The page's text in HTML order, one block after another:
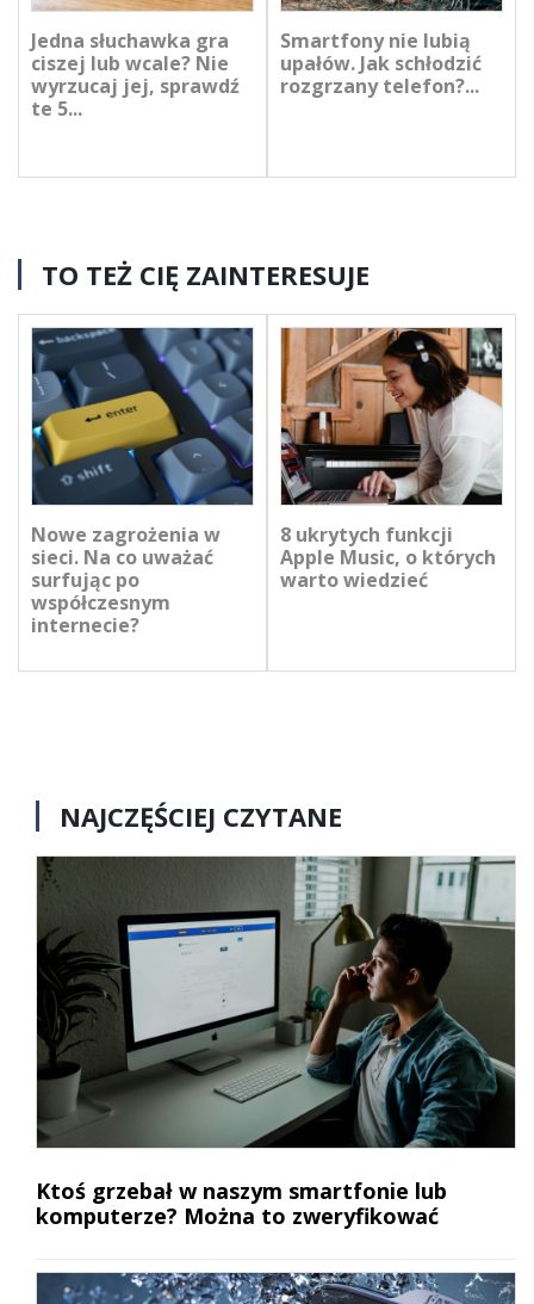
Jedna słuchawka gra
ciszej lub wcale? Nie
wyrzucaj jej, sprawdź
te 5...
Smartfony nie lubią
upałów. Jak schłodzić
rozgrzany telefon?...
TO TEŻ CIĘ ZAINTERESUJE
Nowe zagrożenia w
sieci. Na co uważać
surfując po
współczesnym
internecie?
8 ukrytych funkcji
Apple Music, o których
warto wiedzieć
NAJCZĘŚCIEJ CZYTANE
Ktoś grzebał w naszym smartfonie lub
komputerze? Można to zweryfikować